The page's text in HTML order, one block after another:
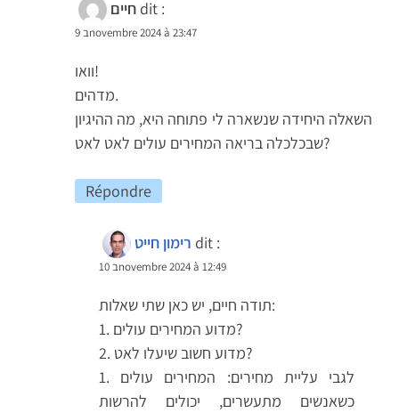
חיים dit :
9 בnovembre 2024 à 23:47
וואו!
מדהים.
השאלה היחידה שנשארה לי פתוחה היא, מה ההיגיון
שבכלכלה בריאה המחירים עולים לאט לאט?
Répondre
רימון חייט dit :
10 בnovembre 2024 à 12:49
תודה חיים, יש כאן שתי שאלות:
1. מדוע המחירים עולים?
2. מדוע חשוב שיעלו לאט?
1. לגבי עליית מחירים: המחירים עולים
כשאנשים מתעשרים, יכולים להרשות